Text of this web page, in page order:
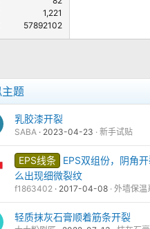
1,221
57892102
题
乳胶漆开裂
SABA 2023-04-23 新手试贴
EPS线条
EPS双组份，阴角
么出现细微裂纹
f1863402 2017-04-08 外墙保温
轻质抹灰石膏顺着筋条开裂